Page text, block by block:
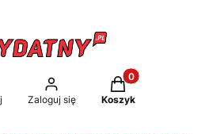
wyszukiwarkę
Zaloguj się
Produkty w
Koszyk